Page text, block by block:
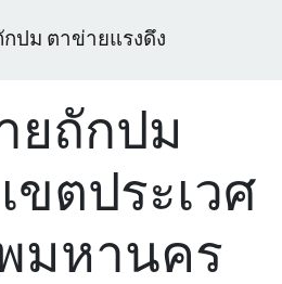
ปม ตาข่ายแรงดึง
ยถักปม
ขตประเวศ
มหานคร